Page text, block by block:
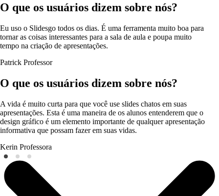
O que os usuários dizem sobre nós?
Eu uso o Slidesgo todos os dias. É uma ferramenta muito boa para
tornar as coisas interessantes para a sala de aula e poupa muito
tempo na criação de apresentações.
Patrick Professor
O que os usuários dizem sobre nós?
A vida é muito curta para que você use slides chatos em suas
apresentações. Esta é uma maneira de os alunos entenderem que o
design gráfico é um elemento importante de qualquer apresentação
informativa que possam fazer em suas vidas.
Kerin Professora